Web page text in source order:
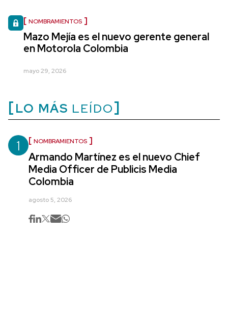
NOMBRAMIENTOS
Mazo Mejía es el nuevo gerente general
en Motorola Colombia
mayo 29, 2026
LO MÁS LEÍDO
1 NOMBRAMIENTOS
Armando Martínez es el nuevo Chief
Media Officer de Publicis Media
Colombia
agosto 5, 2026